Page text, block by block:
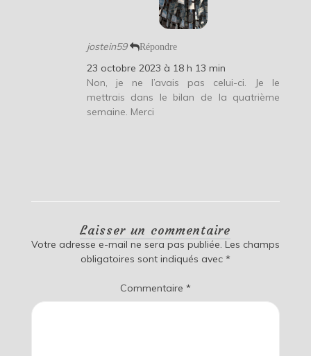
jostein59 Répondre
23 octobre 2023 à 18 h 13 min
Non, je ne l’avais pas celui-ci. Je le
mettrais dans le bilan de la quatrième
semaine. Merci
Laisser un commentaire
Votre adresse e-mail ne sera pas publiée. Les champs
obligatoires sont indiqués avec *
Commentaire *